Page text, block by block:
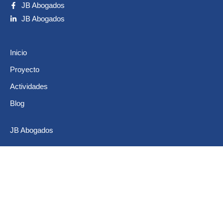
JB Abogados
JB Abogados
Inicio
Proyecto
Actividades
Blog
JB Abogados